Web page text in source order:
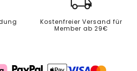
Kostenfreier Versand für
Member ab 29€